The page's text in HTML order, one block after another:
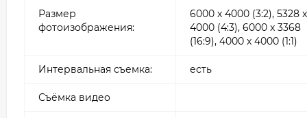
Размер
фотоизображения:
6000 x 4000 (3:2), 5328 x
4000 (4:3), 6000 x 3368
(16:9), 4000 x 4000 (1:1)
Интервальная съемка: есть
Съёмка видео